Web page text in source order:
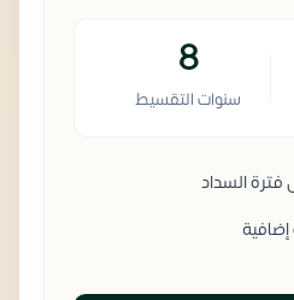
8
سنوات التقسيط
السداد